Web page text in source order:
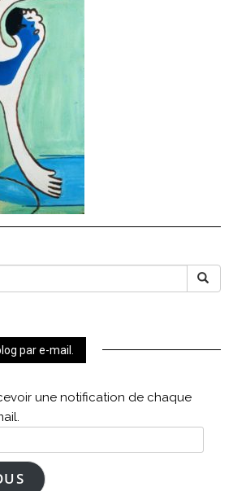
par e-mail.
une notification de chaque